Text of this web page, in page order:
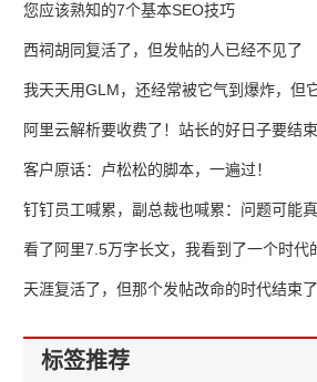
错过了
您应该熟知的7个基本SEO技巧
西祠胡同复活了，但发帖的人已经不见了
我天天用GLM，还经常被它气到爆炸，但
16万亿
阿里云解析要收费了！站长的好日子要结
客户原话：卢松松的脚本，一遍过！
钉钉员工喊累，副总裁也喊累：问题可能
了
看了阿里7.5万字长文，我看到了一个时代
天涯复活了，但那个发帖改命的时代结束了
标签推荐